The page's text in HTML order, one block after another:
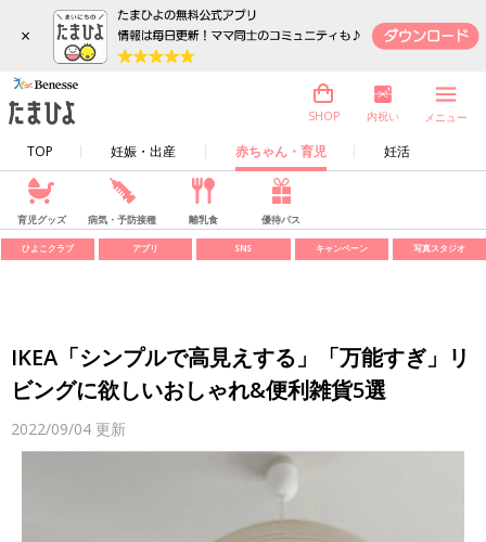
×
TOP 妊娠・出産 赤ちゃん・育児 妊活
SHOP 内祝い メニュー
育児グッズ 病気・予防接種 離乳食 優待パス
ひよこクラブ アプリ SNS キャンペーン 写真スタジオ
IKEA「シンプルで高見えする」「万能すぎ」リ
ビングに欲しいおしゃれ&便利雑貨5選
2022/09/04 更新